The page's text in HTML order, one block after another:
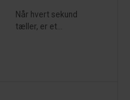
Når hvert sekund
tæller, er et...